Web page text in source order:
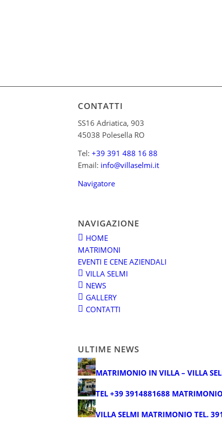
CONTATTI
SS16 Adriatica, 903
45038 Polesella RO
Tel: +39 391 488 16 88
Email: info@villaselmi.it
Navigatore
NAVIGAZIONE
HOME
MATRIMONI
EVENTI E CENE AZIENDALI
VILLA SELMI
NEWS
GALLERY
CONTATTI
ULTIME NEWS
MATRIMONIO IN VILLA – VILLA
TEL +39 3914881688
VILLA SELMI MATRIMONIO TEL.